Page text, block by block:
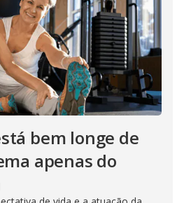
bem longe de
apenas do